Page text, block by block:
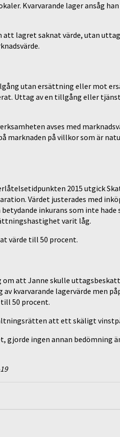
Kvarvarande lager ansåg han
lagret saknat värde, utan
utan ersättning eller mot
Uttag av en tillgång eller
avses med
på villkor som är
2015 utgick
Värdet justerades med
inkurans som inte
varit låg.
värde till 50 procent.
att Janne skulle
kvarvarande lagervärde men
50 procent.
att ett skäligt
gjorde ingen annan bedömning